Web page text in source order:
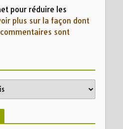
pour réduire les
plus sur la façon dont
sont